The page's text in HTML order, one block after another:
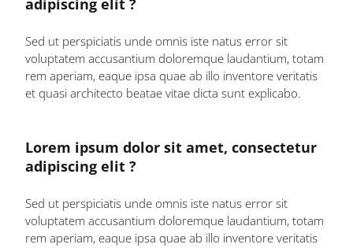
Sed ut perspiciatis unde omnis iste natus error sit
voluptatem accusantium doloremque laudantium, totam
rem aperiam, eaque ipsa quae ab illo inventore veritatis
et quasi architecto beatae vitae dicta sunt explicabo.
Lorem ipsum dolor sit amet, consectetur
adipiscing elit ?
Sed ut perspiciatis unde omnis iste natus error sit
voluptatem accusantium doloremque laudantium, totam
rem aperiam, eaque ipsa quae ab illo inventore veritatis